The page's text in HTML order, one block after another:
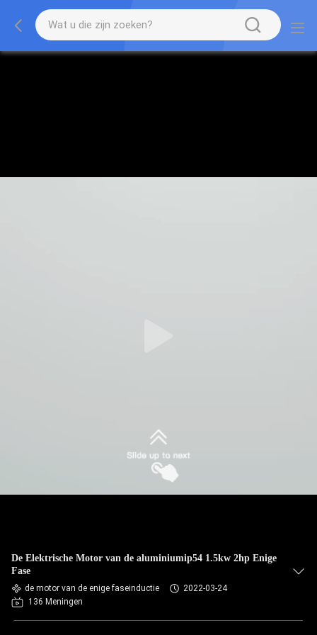
De Elektrische Motor van de aluminiumip54 1.5kw 2hp Enige
Fase
de motor van de enige faseinductie
2022-03-24
136 Meningen